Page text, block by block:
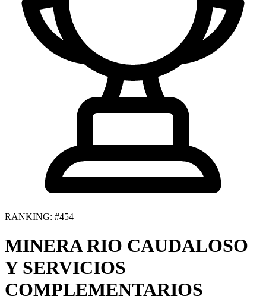
RANKING: #454
MINERA RIO CAUDALOSO
Y SERVICIOS
COMPLEMENTARIOS